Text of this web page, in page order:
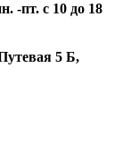
-пт. с 10 до 18
5 Б,